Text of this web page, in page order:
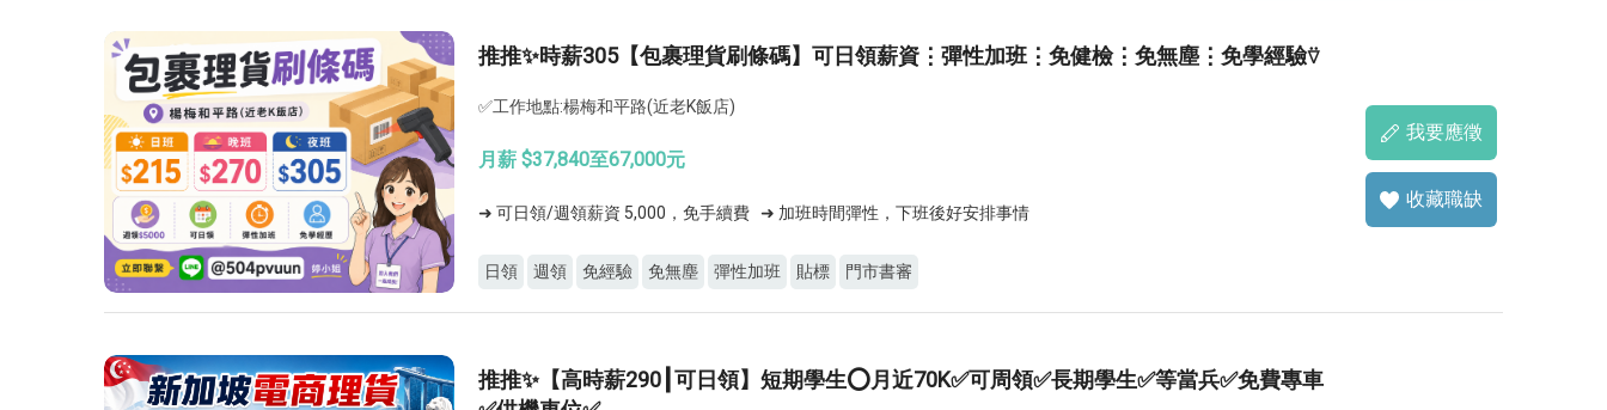
推推✨時薪305【包裹理貨刷條碼】可日領薪資⋮彈性加班⋮免健檢⋮免無塵⋮免學經驗⍢
✅工作地點:楊梅和平路(近老K飯店)
月薪 $37,840至67,000元
➜ 可日領/週領薪資 5,000，免手續費 ➜ 加班時間彈性，下班後好安排事情
日領 週領 免經驗 免無塵 彈性加班 貼標 門市書審
我要應徵
收藏職缺
推推✨【高時薪290┃可日領】短期學生⭕月近70K✅可周領✅長期學生✅等當兵✅免費專車